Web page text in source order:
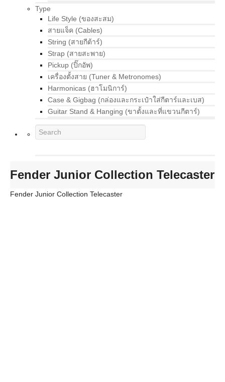
Type
Life Style (ของสะสม)
สายแจ็ค (Cables)
String (สายกีต้าร์)
Strap (สายสะพาย)
Pickup (ปิ๊กอัพ)
เครื่องตั้งสาย (Tuner & Metronomes)
Harmonicas (ฮาโมนิการ์)
Case & Gigbag (กล่องและกระเป๋าใส่กีตาร์และเบส)
Guitar Stand & Hanging (ขาตั้งและที่แขวนกีตาร์)
Fender Junior Collection Telecaster
Fender Junior Collection Telecaster